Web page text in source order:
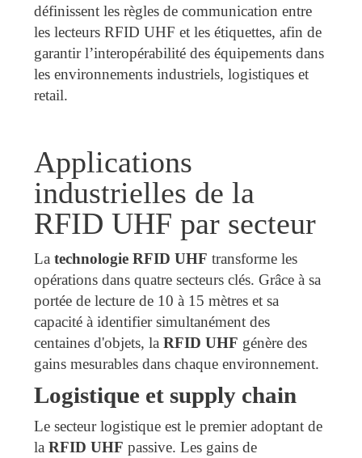
définissent les règles de communication entre
les lecteurs RFID UHF et les étiquettes, afin de
garantir l’interopérabilité des équipements dans
les environnements industriels, logistiques et
retail.
Applications
industrielles de la
RFID UHF par secteur
La technologie RFID UHF transforme les
opérations dans quatre secteurs clés. Grâce à sa
portée de lecture de 10 à 15 mètres et sa
capacité à identifier simultanément des
centaines d'objets, la RFID UHF génère des
gains mesurables dans chaque environnement.
Logistique et supply chain
Le secteur logistique est le premier adoptant de
la RFID UHF passive. Les gains de